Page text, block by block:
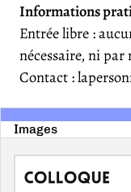
Informations
Entrée libre :
nécessaire, ni
Contact :
Images